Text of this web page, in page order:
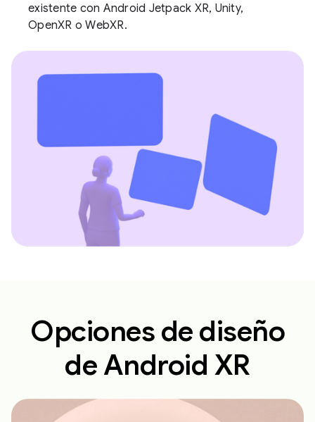
existente con Android Jetpack XR, Unity,
OpenXR o WebXR.
Opciones de diseño
de Android XR